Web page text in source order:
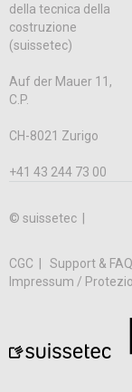
della tecnica della
costruzione
(suissetec)
Auf der Mauer 11,
C.P.
CH-8021 Zurigo
+41 43 244 73 00
© suissetec |
CGC Support & FAQ
Impressum /